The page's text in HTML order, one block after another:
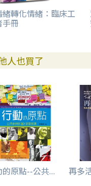
緒轉化情緒：臨床工
冊
人也買了
的原點--公共... 再多